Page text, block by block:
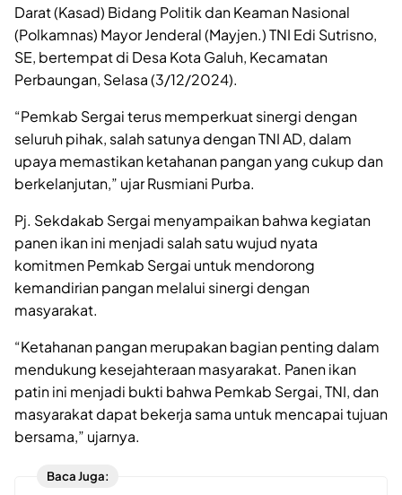
Darat (Kasad) Bidang Politik dan Keaman Nasional
(Polkamnas) Mayor Jenderal (Mayjen.) TNI Edi Sutrisno,
SE, bertempat di Desa Kota Galuh, Kecamatan
Perbaungan, Selasa (3/12/2024).
“Pemkab Sergai terus memperkuat sinergi dengan
seluruh pihak, salah satunya dengan TNI AD, dalam
upaya memastikan ketahanan pangan yang cukup dan
berkelanjutan,” ujar Rusmiani Purba.
Pj. Sekdakab Sergai menyampaikan bahwa kegiatan
panen ikan ini menjadi salah satu wujud nyata
komitmen Pemkab Sergai untuk mendorong
kemandirian pangan melalui sinergi dengan
masyarakat.
“Ketahanan pangan merupakan bagian penting dalam
mendukung kesejahteraan masyarakat. Panen ikan
patin ini menjadi bukti bahwa Pemkab Sergai, TNI, dan
masyarakat dapat bekerja sama untuk mencapai tujuan
bersama,” ujarnya.
Baca Juga: